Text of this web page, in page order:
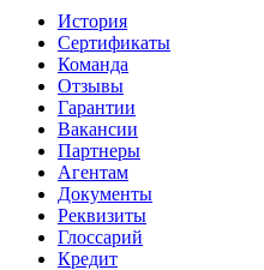
История
Сертификаты
Команда
Отзывы
Гарантии
Вакансии
Партнеры
Агентам
Документы
Реквизиты
Глоссарий
Кредит